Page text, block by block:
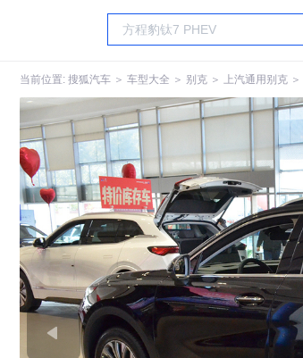
当前位置: 搜狐汽车 ＞ 车型大全 ＞ 别克 ＞ 上汽通用别克 ＞